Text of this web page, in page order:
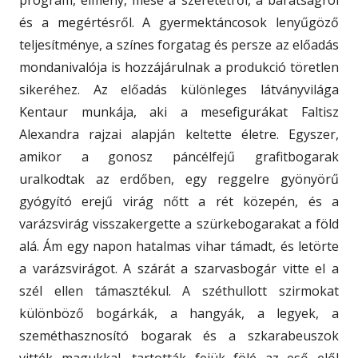
és a megértésről. A gyermektáncosok lenyűgöző
teljesítménye, a színes forgatag és persze az előadás
mondanivalója is hozzájárulnak a produkció töretlen
sikeréhez. Az előadás különleges látványvilága
Kentaur munkája, aki a mesefigurákat Faltisz
Alexandra rajzai alapján keltette életre. Egyszer,
amikor a gonosz páncélfejű grafitbogarak
uralkodtak az erdőben, egy reggelre gyönyörű
gyógyító erejű virág nőtt a rét közepén, és a
varázsvirág visszakergette a szürkebogarakat a föld
alá. Ám egy napon hatalmas vihar támadt, és letörte
a varázsvirágot. A szárát a szarvasbogár vitte el a
szél ellen támasztékul. A széthullott szirmokat
különböző bogárkák, a hangyák, a legyek, a
szeméthasznosító bogarak és a szkarabeuszok